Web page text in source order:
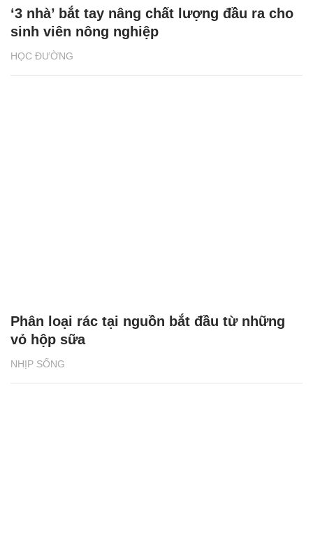
HỌC ĐƯỜNG
‘3 nhà’ bắt tay nâng chất lượng đầu ra cho
sinh viên nông nghiệp
NHỊP SỐNG
Phân loại rác tại nguồn bắt đầu từ những
vỏ hộp sữa